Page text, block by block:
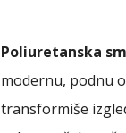
Poliuretanska
modernu, podnu
transformiše